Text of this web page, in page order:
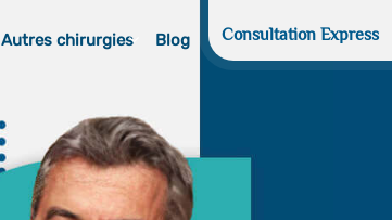
Autres chirurgies Blog Consultation Express